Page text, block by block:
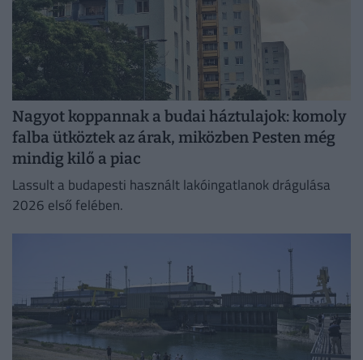
Nagyot koppannak a budai háztulajok: komoly
falba ütköztek az árak, miközben Pesten még
mindig kilő a piac
Lassult a budapesti használt lakóingatlanok drágulása
2026 első felében.